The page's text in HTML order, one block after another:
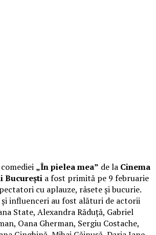
„În pielea mea” de la Cinema
București a fost primită pe 9 februarie
cu aplauze, râsete și bucurie.
și influenceri au fost alături de actorii
State, Alexandra Răduță, Gabriel
Oana Gherman, Sergiu Costache,